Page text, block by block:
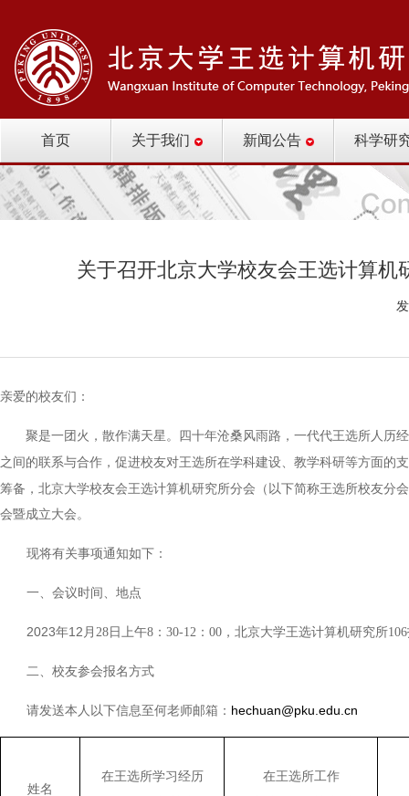
首页 关于我们 新闻公告 科学研
关于召开北京大学校友会王选计算
亲爱的校友们：
聚是一团火，散作满天星。四十年沧桑风雨路，一代代王选所人历
之间的联系与合作，促进校友对王选所在学科建设、教学科研等方面的
筹备，北京大学校友会王选计算机研究所分会（以下简称王选所校友分
会暨成立大会。
现将有关事项通知如下：
一、会议时间、地点
2023年12 月28日上午8：30-12：00，北京大学王选计算机研究所
二、校友参会报名方式
请发送本人以下信息至何老师邮箱： hechuan@pku.edu.cn
姓名
在王选所学习经历
在王选所工作